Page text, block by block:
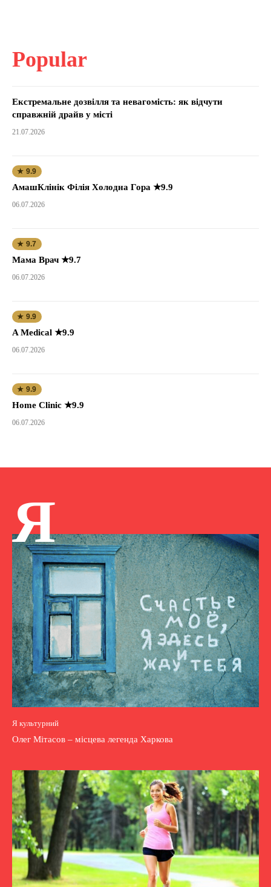
Popular
Екстремальне дозвілля та невагомість: як відчути
справжній драйв у місті
21.07.2026
★ 9.9
АмашКлінік Філія Холодна Гора ★9.9
06.07.2026
★ 9.7
Мама Врач ★9.7
06.07.2026
★ 9.9
A Medical ★9.9
06.07.2026
★ 9.9
Home Clinic ★9.9
06.07.2026
Я
Я культурний
Олег Мітасов – місцева легенда Харкова